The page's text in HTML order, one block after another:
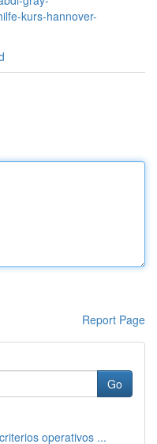
kurs-hannover-
Report Page
Go
operativos ...